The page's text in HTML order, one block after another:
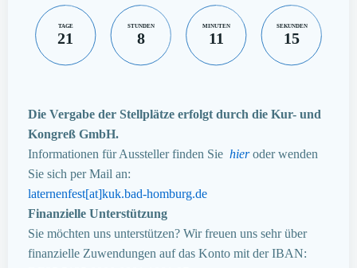
TAGE
21
STUNDEN
8
MINUTEN
11
SEKUNDEN
14
Die Vergabe der Stellplätze erfolgt durch die Kur- und
Kongreß GmbH.
Informationen für Aussteller finden Sie hieroder wenden
Sie sich per Mail an:
laternenfest[at]kuk.bad-homburg.de
Finanzielle Unterstützung
Sie möchten uns unterstützen? Wir freuen uns sehr über
finanzielle Zuwendungen auf das Konto mit der IBAN: